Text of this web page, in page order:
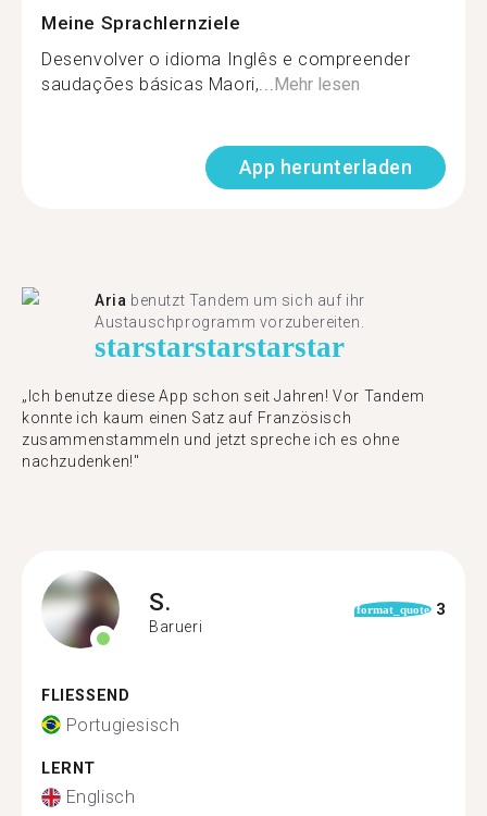
Meine Sprachlernziele
Desenvolver o idioma Inglês e compreender
saudações básicas Maori,...Mehr lesen
App herunterladen
Aria benutzt Tandem um sich auf ihr
Austauschprogramm vorzubereiten.
starstarstarstarstar
„Ich benutze diese App schon seit Jahren! Vor Tandem
konnte ich kaum einen Satz auf Französisch
zusammenstammeln und jetzt spreche ich es ohne
nachzudenken!"
S.
Barueri
format_quote 3
FLIESSEND
Portugiesisch
LERNT
Englisch